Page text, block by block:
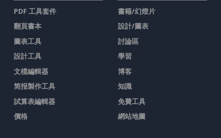
PDF 工具套件
翻頁書本
圖表工具
設計工具
文檔編輯器
简报製作工具
試算表編輯器
價格
書籍/幻燈片
設計/圖表
討論區
學習
博客
知識
免費工具
網站地圖